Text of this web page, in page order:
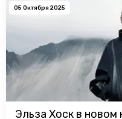
05 Октября 2025
Эльза Хоск в новом